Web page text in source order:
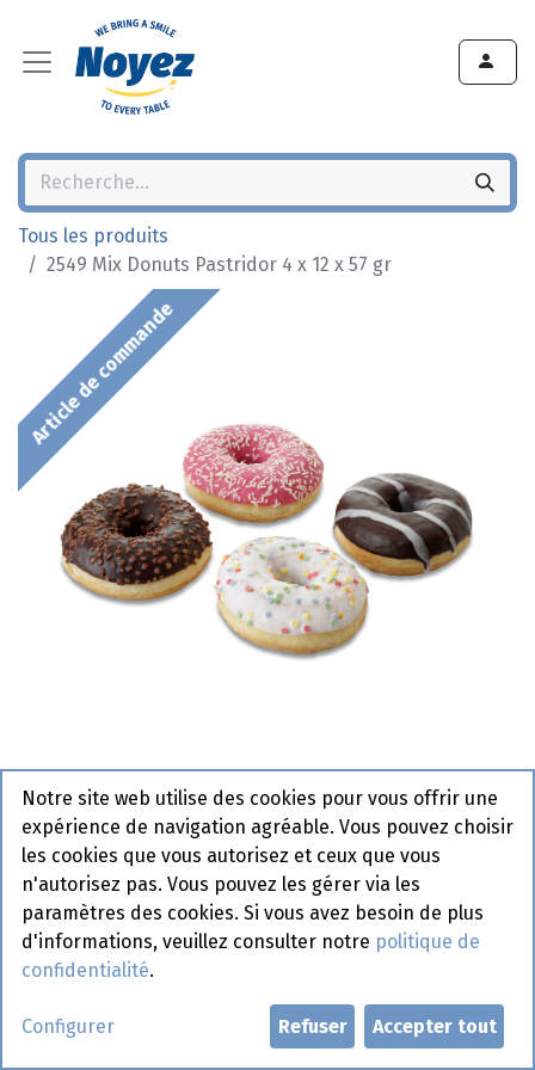
Tous les produits
2549 Mix Donuts Pastridor 4 x 12 x 57 gr
Article de commande
2549 Mix Donuts Pastridor 4 x
12 x 57 gr
Article de commande
Demander un compte
Notre site web utilise des cookies pour vous offrir une
expérience de navigation agréable. Vous pouvez choisir
les cookies que vous autorisez et ceux que vous
n'autorisez pas. Vous pouvez les gérer via les
paramètres des cookies. Si vous avez besoin de plus
d'informations, veuillez consulter notre politique de
confidentialité.
Configurer Refuser Accepter tout